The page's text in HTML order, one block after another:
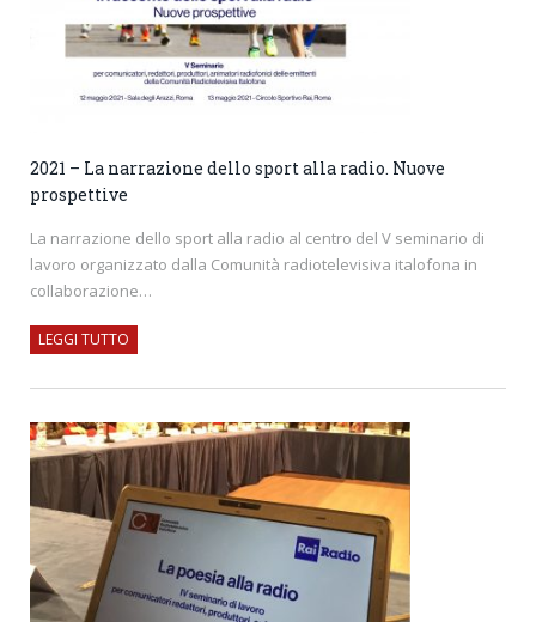
2021 – La narrazione dello sport alla radio. Nuove
prospettive
La narrazione dello sport alla radio al centro del V seminario di
lavoro organizzato dalla Comunità radiotelevisiva italofona in
collaborazione…
LEGGI TUTTO